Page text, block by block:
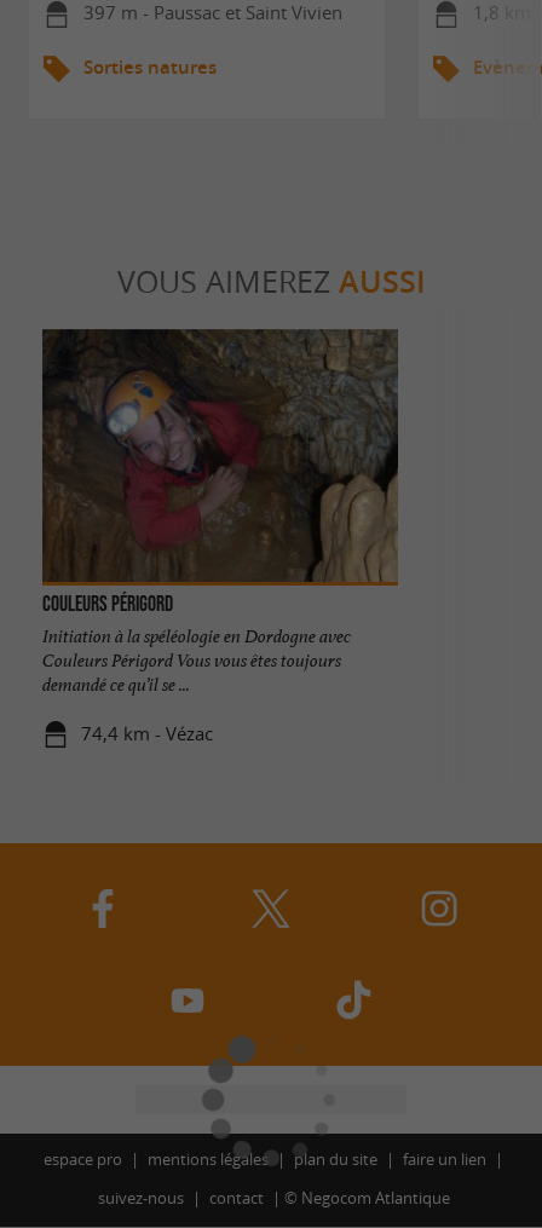
397 m - Paussac et Saint Vivien
Sorties natures
1,8 km
VOUS AIMEREZ AUSSI
Couleurs Périgord
Initiation à la spéléologie en Dordogne avec
Couleurs Périgord Vous vous êtes toujours
demandé ce qu’il se ...
74,4 km - Vézac
espace pro mentions légales plan du site
faire un lien
suivez-nous
contact © Negocom Atlantique